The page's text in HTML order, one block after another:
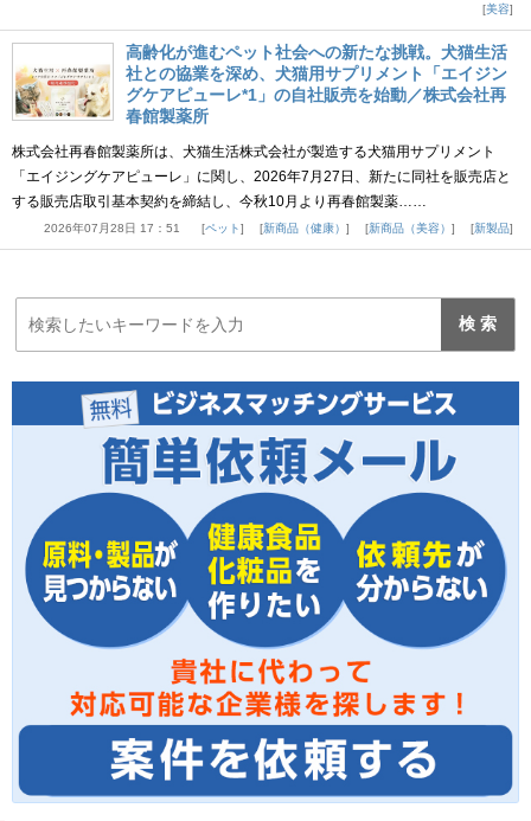
美容
高齢化が進むペット社会への新たな挑戦。犬猫生活
社との協業を深め、犬猫用サプリメント「エイジン
グケアピューレ*1」の自社販売を始動／株式会社再
春館製薬所
株式会社再春館製薬所は、犬猫生活株式会社が製造する犬猫用サプリメント
「エイジングケアピューレ」に関し、2026年7月27日、新たに同社を販売店と
する販売店取引基本契約を締結し、今秋10月より再春館製薬……
2026年07月28日 17：51 ペット 新商品（健康） 新商品（美容） 新製品